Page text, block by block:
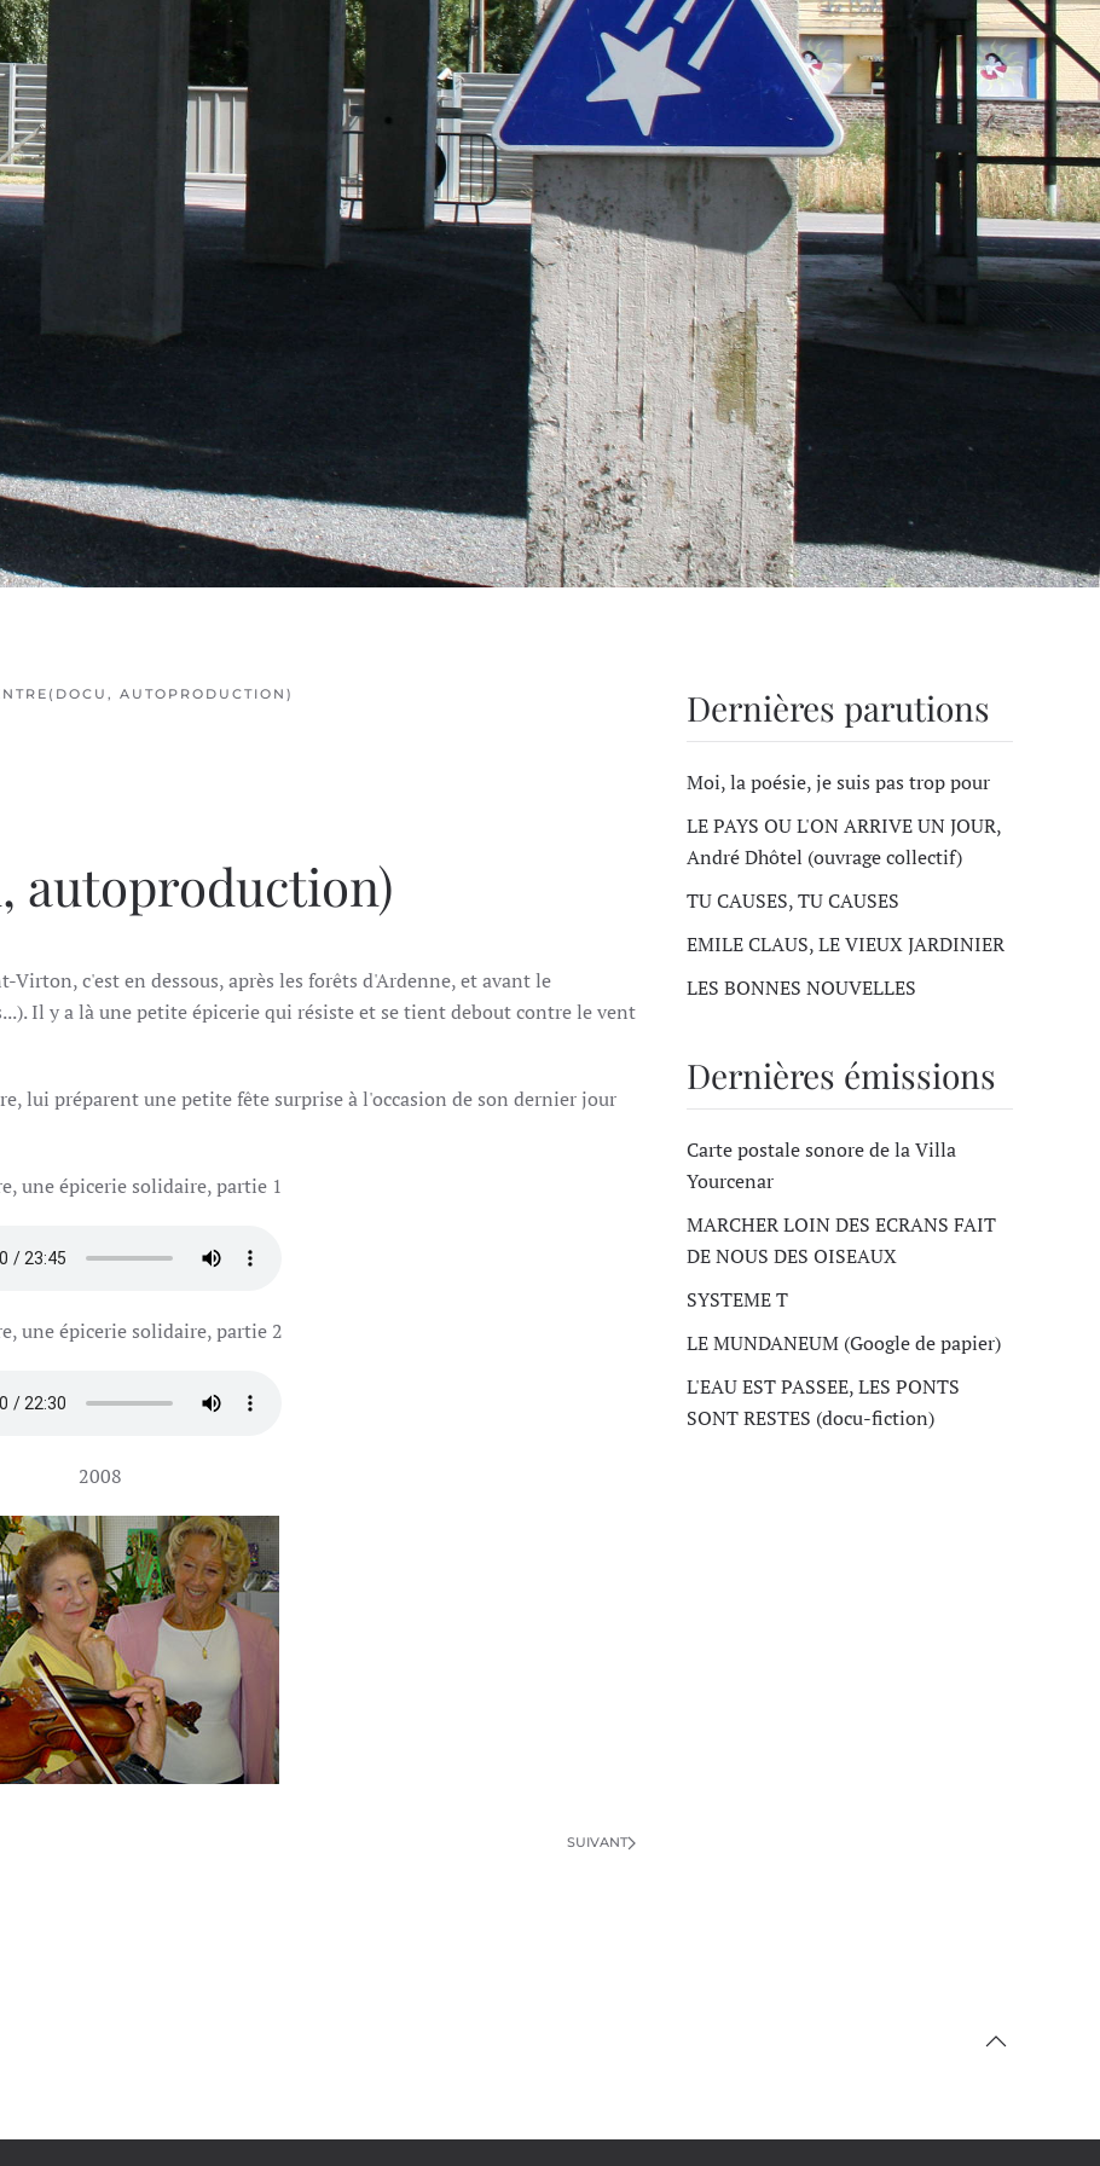
AUTOPRODUCTION)
autoproduction)
c'est en dessous, après les forêts d'Ardenne, et avant le
Il y a là une petite épicerie qui résiste et se tient debout contre le vent
lui préparent une petite fête surprise à l'occasion de son dernier jour
une épicerie solidaire, partie 1
une épicerie solidaire, partie 2
2008
SUIVANT
Dernières parutions
Moi, la poésie, je suis pas trop pour
LE PAYS OU L'ON ARRIVE UN JOUR,
André Dhôtel (ouvrage collectif)
TU CAUSES, TU CAUSES
EMILE CLAUS, LE VIEUX JARDINIER
LES BONNES NOUVELLES
Dernières émissions
Carte postale sonore de la Villa
Yourcenar
MARCHER LOIN DES ECRANS FAIT
DE NOUS DES OISEAUX
SYSTEME T
LE MUNDANEUM (Google de papier)
L'EAU EST PASSEE, LES PONTS
SONT RESTES (docu-fiction)